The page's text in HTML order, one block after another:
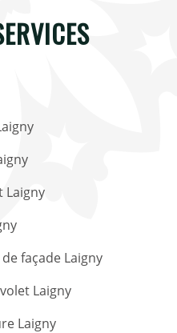
Laigny
façade Laigny
Laigny
Laigny